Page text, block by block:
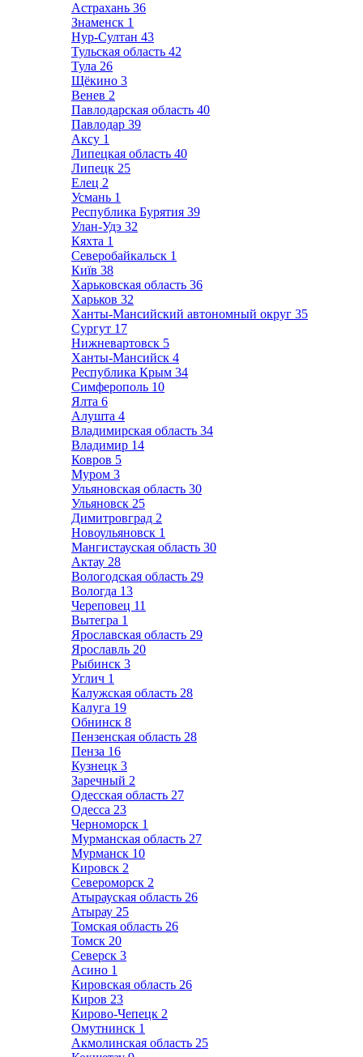
Астрахань 36
Знаменск 1
Нур-Султан 43
Тульская область 42
Тула 26
Щёкино 3
Венев 2
Павлодарская область 40
Павлодар 39
Аксу 1
Липецкая область 40
Липецк 25
Елец 2
Усмань 1
Республика Бурятия 39
Улан-Удэ 32
Кяхта 1
Северобайкальск 1
Київ 38
Харьковская область 36
Харьков 32
Ханты-Мансийский автономный округ 35
Сургут 17
Нижневартовск 5
Ханты-Мансийск 4
Республика Крым 34
Симферополь 10
Ялта 6
Алушта 4
Владимирская область 34
Владимир 14
Ковров 5
Муром 3
Ульяновская область 30
Ульяновск 25
Димитровград 2
Новоульяновск 1
Мангистауская область 30
Актау 28
Вологодская область 29
Вологда 13
Череповец 11
Вытегра 1
Ярославская область 29
Ярославль 20
Рыбинск 3
Углич 1
Калужская область 28
Калуга 19
Обнинск 8
Пензенская область 28
Пенза 16
Кузнецк 3
Заречный 2
Одесская область 27
Одесса 23
Черноморск 1
Мурманская область 27
Мурманск 10
Кировск 2
Североморск 2
Атырауская область 26
Атырау 25
Томская область 26
Томск 20
Северск 3
Асино 1
Кировская область 26
Киров 23
Кирово-Чепецк 2
Омутнинск 1
Акмолинская область 25